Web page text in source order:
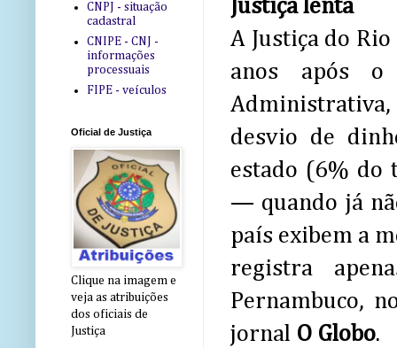
Justiça lenta
A Justiça do
anos após
desvio de
estado (6% do
— quando já
país exibem a
registra
Pernambuco,
jornal O Globo.
CNPJ - situação
cadastral
CNIPE - CNJ -
informações
processuais
FIPE - veículos
Oficial de Justiça
Clique na imagem e
veja as atribuições
dos oficiais de
Justiça